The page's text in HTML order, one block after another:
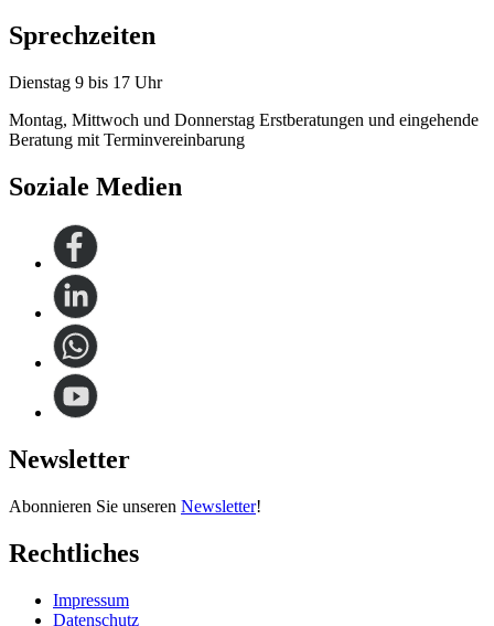
Sprechzeiten
Dienstag 9 bis 17 Uhr
Montag, Mittwoch und Donnerstag Erstberatungen und eingehende
Beratung mit Terminvereinbarung
Soziale Medien
Newsletter
Abonnieren Sie unseren Newsletter!
Rechtliches
Impressum
Datenschutz